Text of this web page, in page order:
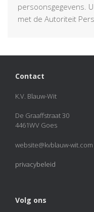
persoonsgegevens.
met de Autoriteit
Contact
K.V. Blauw-Wit
De Graaffstraat 30
4461WV Goes
website@kvblauw-wit.com
privacybeleid
Volg ons